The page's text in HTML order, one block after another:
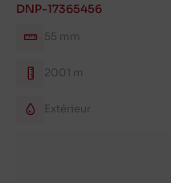
DNP-17365456
55 mm
2001 m
Extérieur